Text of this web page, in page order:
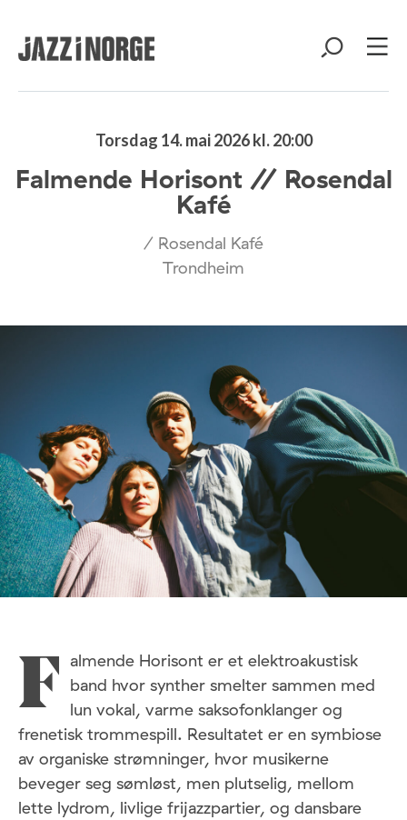
Torsdag 14. mai 2026 kl. 20:00
Falmende Horisont // Rosendal
Kafé
/ Rosendal Kafé
Trondheim
F almende Horisont er et elektroakustisk
band hvor synther smelter sammen med
lun vokal, varme saksofonklanger og
frenetisk trommespill. Resultatet er en symbiose
av organiske strømninger, hvor musikerne
beveger seg sømløst, men plutselig, mellom
lette lydrom, livlige frijazzpartier, og dansbare